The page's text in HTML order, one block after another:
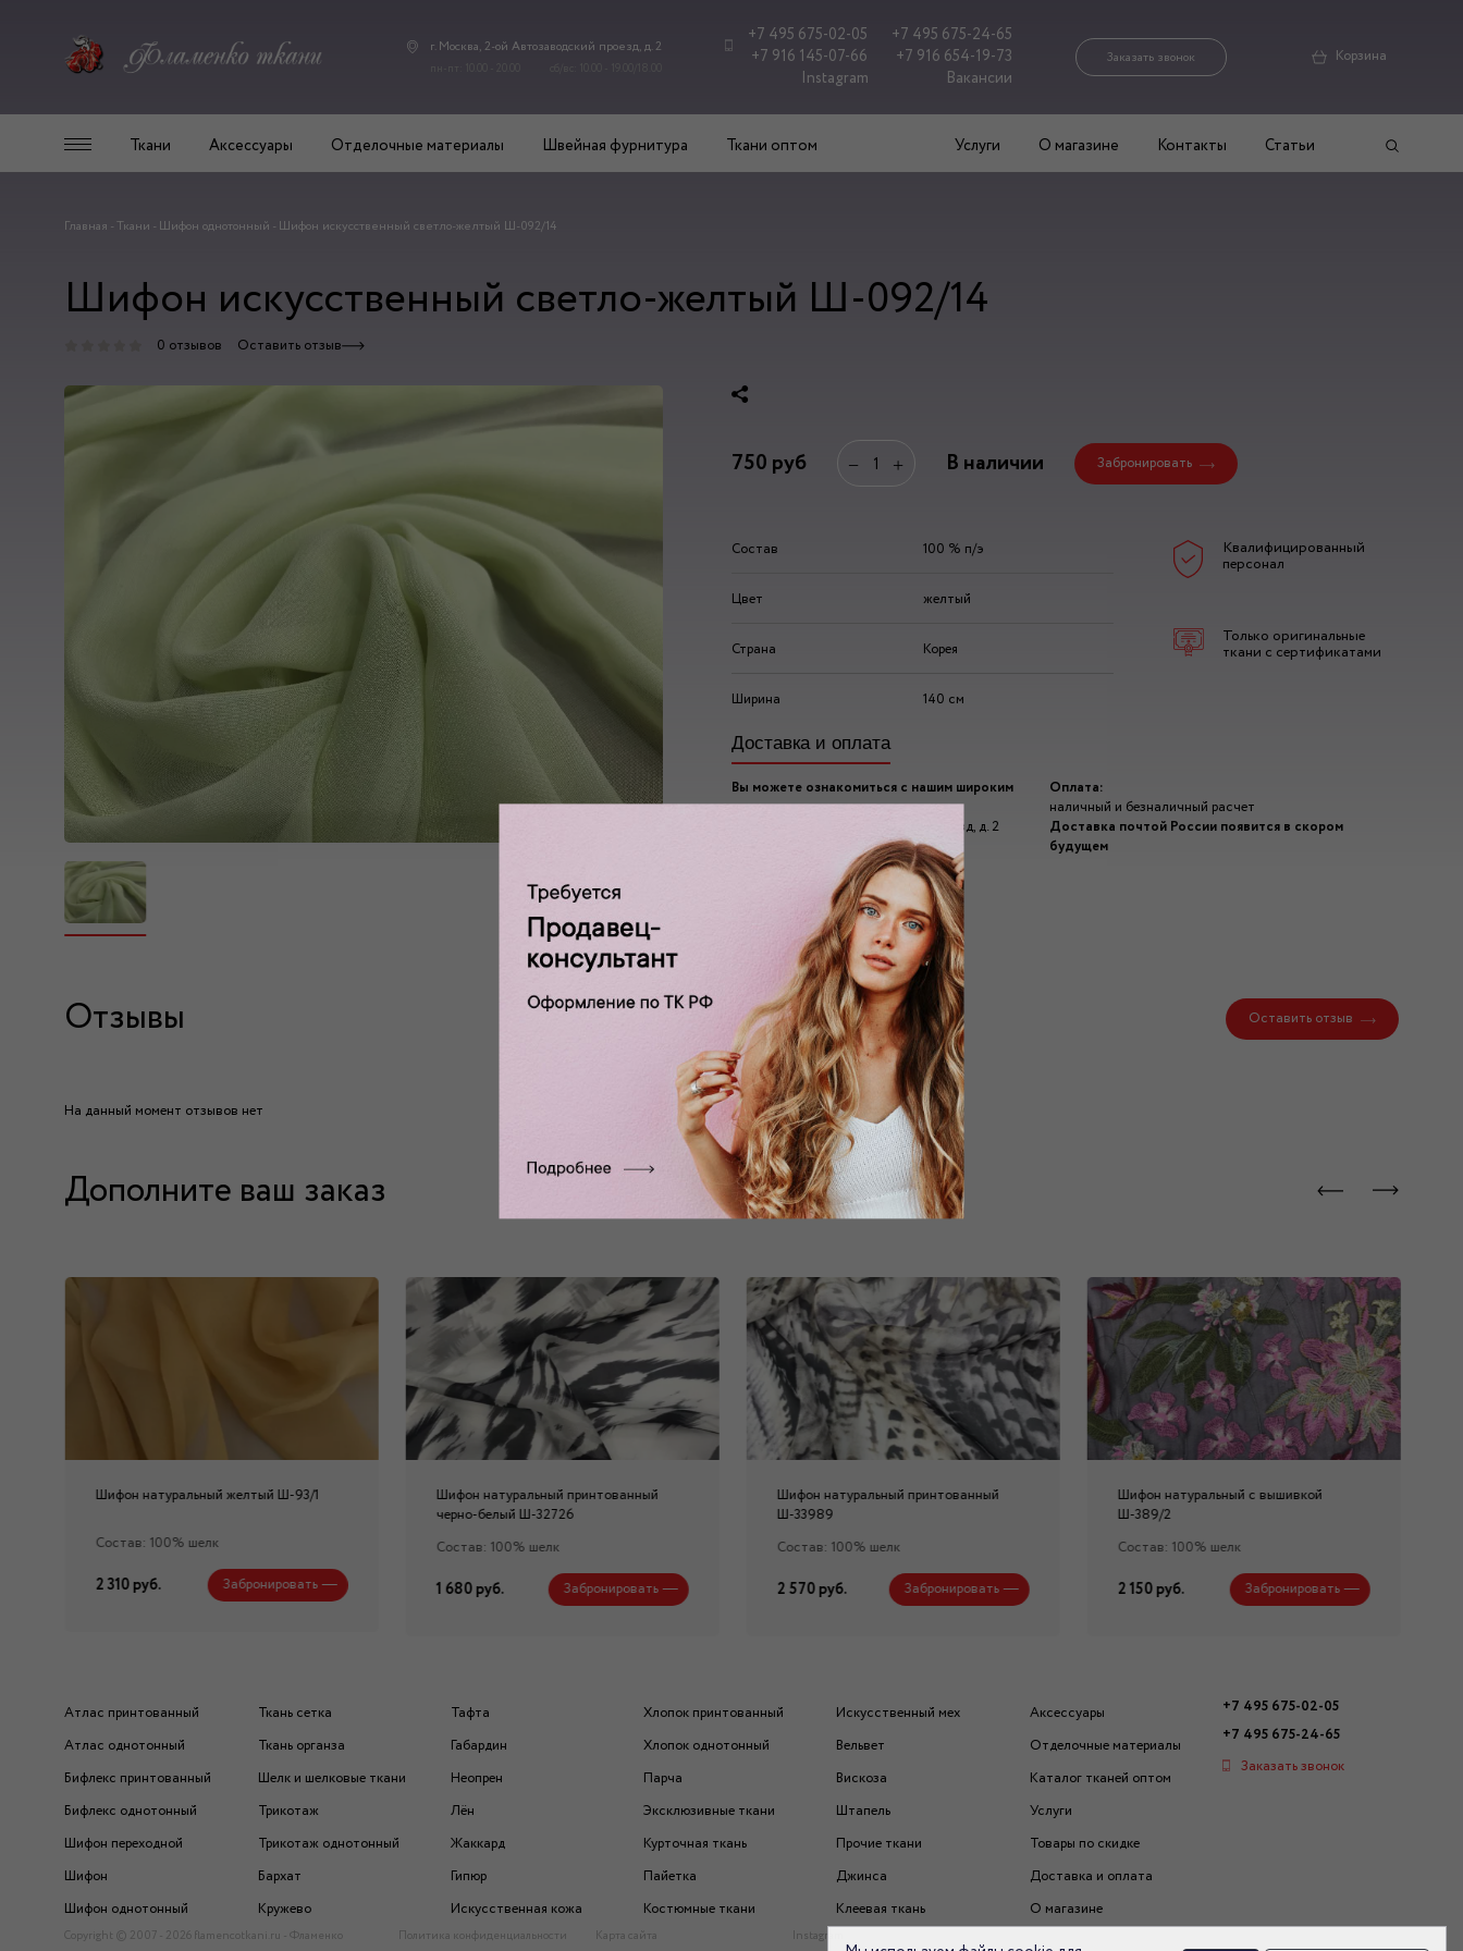
г. Москва, 2-ой Автозаводский проезд, д. 2
+7 495 675-02-05
+7 495 675-24-65
+7 916 145-07-66
+7 916 654-19-73
Instagram
Вакансии
Заказать звонок Корзина
Ткани Аксессуары Отделочные материалы Швейная фурнитура Ткани оптом Услуги О магазине Контакты Статьи
Главная - Ткани - Шифон однотонный - Шифон искусственный светло-желтый Ш-092/14
Шифон искусственный светло-желтый Ш-092/14
0 отзывов Оставить отзыв
750 руб − + В наличии Забронировать
Состав 100 % п/э
Цвет желтый
Страна Корея
Ширина 140 см
Квалифицированный
персонал
Только оригинальные
ткани с сертификатами
Доставка и оплата
Вы можете ознакомиться с нашим широким
ассортиментом по адресу:
г. Москва, 2-ой Автозаводский проезд, д. 2
пн-пт: 10.00 - 20.00
сб/вс: 10.00 - 19.00/18.00
Оплата:
наличный и безналичный расчет
Доставка почтой России появится в скором
будущем
Отзывы Оставить отзыв
На данный момент отзывов нет
Дополните ваш заказ
Шифон натуральный желтый Ш-93/1
Состав: 100% шелк
2 310 руб. Забронировать
Шифон натуральный принтованный
черно-белый Ш-32726
Состав: 100% шелк
1 680 руб. Забронировать
Шифон натуральный принтованный
Ш-33989
Состав: 100% шелк
2 570 руб. Забронировать
Шифон натуральный с вышивкой
Ш-389/2
Состав: 100% шелк
2 150 руб. Забронировать
Атлас принтованный
Атлас однотонный
Бифлекс принтованный
Бифлекс однотонный
Шифон переходной
Шифон
Шифон однотонный
Ткань сетка
Ткань органза
Шелк и шелковые ткани
Трикотаж
Трикотаж однотонный
Бархат
Кружево
Тафта
Габардин
Неопрен
Лён
Жаккард
Гипюр
Искусственная кожа
Хлопок принтованный
Хлопок однотонный
Парча
Эксклюзивные ткани
Курточная ткань
Пайетка
Костюмные ткани
Искусственный мех
Вельвет
Вискоза
Штапель
Прочие ткани
Джинса
Клеевая ткань
Аксессуары
Отделочные материалы
Каталог тканей оптом
Услуги
Товары по скидке
Доставка и оплата
О магазине
+7 495 675-02-05
+7 495 675-24-65
Заказать звонок
Copyright © 2007 - 2026 flamencotkani.ru - Фламенко Политика конфиденциальности Карта сайта Instagram